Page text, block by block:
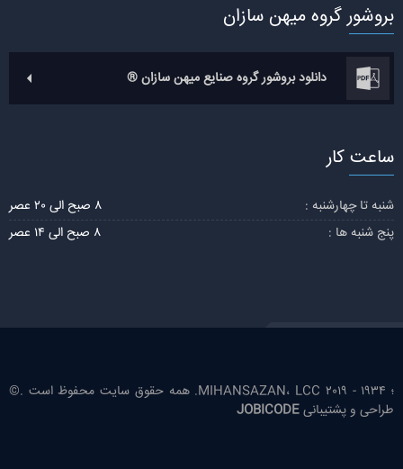
بروشور گروه میهن سازان
دانلود بروشور گروه صنایع میهن سازان ®
ساعت کار
شنبه تا چهارشنبه :
8 صبح الی 20 عصر
پنج شنبه ها :
8 صبح الی 14 عصر
؛ 1934 - 2019 MIHANSAZAN، LCC. همه حقوق سایت محفوظ است .©
طراحی و پشتیبانیJOBICODE